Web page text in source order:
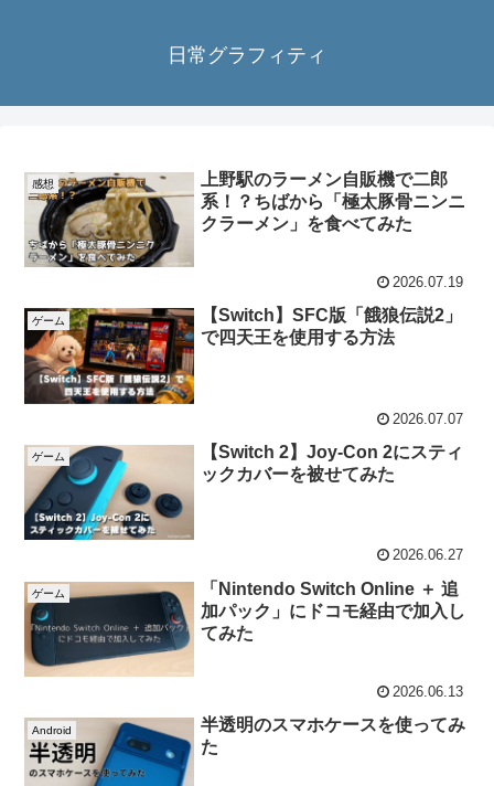
日常グラフィティ
感想
上野駅のラーメン自販機で二郎
系！？ちばから「極太豚骨ニンニ
クラーメン」を食べてみた
2026.07.19
ゲーム
【Switch】SFC版「餓狼伝説2」
で四天王を使用する方法
2026.07.07
ゲーム
【Switch 2】Joy-Con 2にスティ
ックカバーを被せてみた
2026.06.27
ゲーム
「Nintendo Switch Online ＋ 追
加パック」にドコモ経由で加入し
てみた
2026.06.13
Android
半透明のスマホケースを使ってみ
た